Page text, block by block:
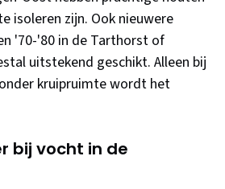
isoleren zijn. Ook nieuwere
'70-'80 in de Tarthorst of
uitstekend geschikt. Alleen bij
kruipruimte wordt het
bij vocht in de